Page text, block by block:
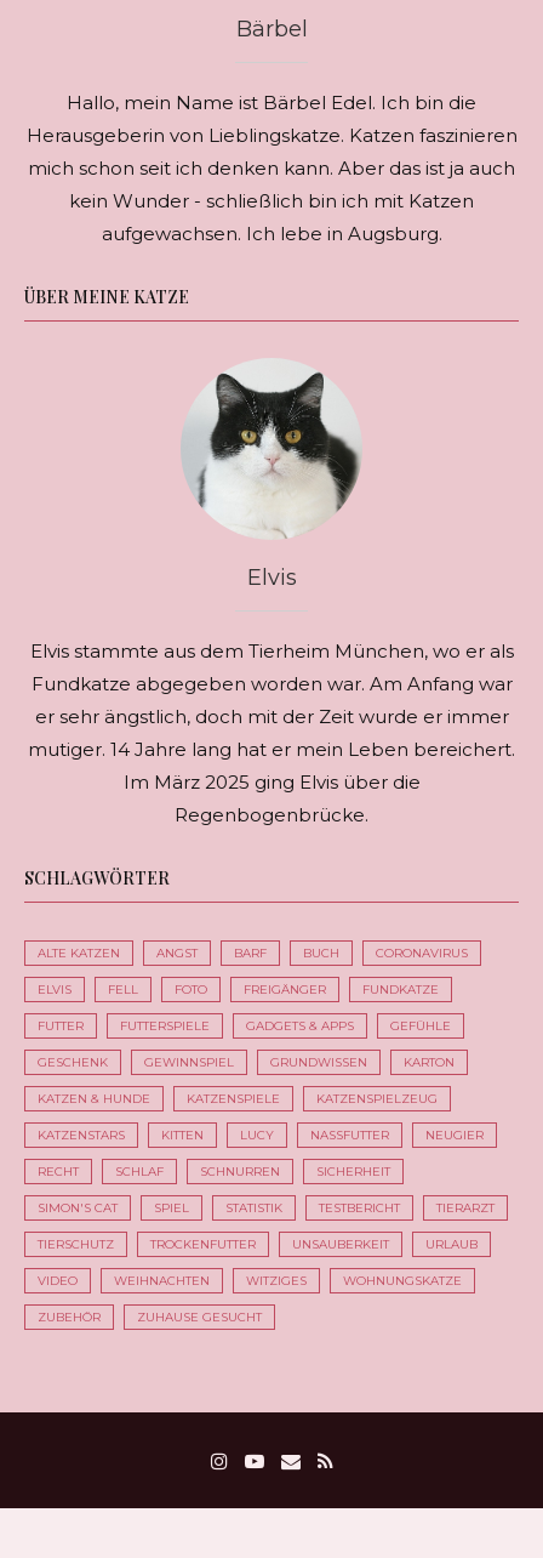
Bärbel
Hallo, mein Name ist Bärbel Edel. Ich bin die
Herausgeberin von Lieblingskatze. Katzen faszinieren
mich schon seit ich denken kann. Aber das ist ja auch
kein Wunder - schließlich bin ich mit Katzen
aufgewachsen. Ich lebe in Augsburg.
ÜBER MEINE KATZE
Elvis
Elvis stammte aus dem Tierheim München, wo er als
Fundkatze abgegeben worden war. Am Anfang war
er sehr ängstlich, doch mit der Zeit wurde er immer
mutiger. 14 Jahre lang hat er mein Leben bereichert.
Im März 2025 ging Elvis über die
Regenbogenbrücke.
SCHLAGWÖRTER
ALTE KATZEN ANGST BARF BUCH CORONAVIRUS
ELVIS FELL FOTO FREIGÄNGER FUNDKATZE
FUTTER FUTTERSPIELE GADGETS & APPS GEFÜHLE
GESCHENK GEWINNSPIEL GRUNDWISSEN KARTON
KATZEN & HUNDE KATZENSPIELE KATZENSPIELZEUG
KATZENSTARS KITTEN LUCY NASSFUTTER NEUGIER
RECHT SCHLAF SCHNURREN SICHERHEIT
SIMON'S CAT SPIEL STATISTIK TESTBERICHT TIERARZT
TIERSCHUTZ TROCKENFUTTER UNSAUBERKEIT URLAUB
VIDEO WEIHNACHTEN WITZIGES WOHNUNGSKATZE
ZUBEHÖR ZUHAUSE GESUCHT